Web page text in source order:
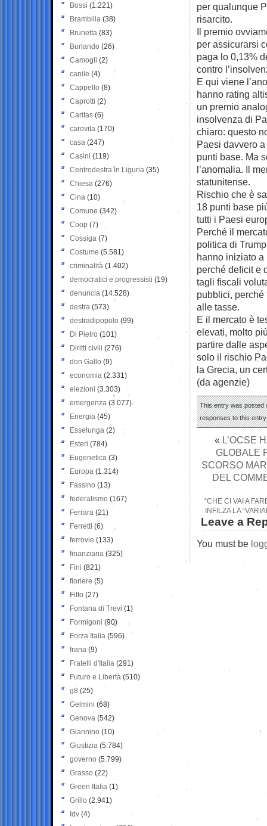
per qualunque
risarcito.
Il premio
per assicurarsi
paga lo 0,13%
contro
E qui viene
hanno rating
un premio
insolvenza di
chiaro: questo
Paesi davvero
punti base. Ma
l’anomalia. Il
statunitense.
Rischio che è
18 punti base
tutti i Paesi
Perché il
politica di
hanno iniziato
perché deficit e
tagli fiscali
pubblici,
alle tasse.
E il mercato è
elevati, molto
partire dalle
solo il rischio
la Grecia, un
(da agenzie)
This entry was posted
responses to this
« L’OCSE
GLOBALE
SCORSO
DEL
“CHE CI VAI A
INFILZA LA
Leave a
You must be
Bossi (1.221)
Brambilla (38)
Brunetta (83)
Burlando (26)
Camogli (2)
canile (4)
Cappello (8)
Caprotti (2)
Caritas (6)
carovita (170)
casa (247)
Casini (119)
Centrodestra in Liguria (35)
Chiesa (276)
Cina (10)
Comune (342)
Coop (7)
Cossiga (7)
Costume (5.581)
criminalità (1.402)
democratici e progressisti (19)
denuncia (14.528)
destra (573)
destradipopolo (99)
Di Pietro (101)
Diritti civili (276)
don Gallo (9)
economia (2.331)
elezioni (3.303)
emergenza (3.077)
Energia (45)
Esselunga (2)
Esteri (784)
Eugenetica (3)
Europa (1.314)
Fassino (13)
federalismo (167)
Ferrara (21)
Ferretti (6)
ferrovie (133)
finanziaria (325)
Fini (821)
fioriere (5)
Fitto (27)
Fontana di Trevi (1)
Formigoni (90)
Forza Italia (596)
frana (9)
Fratelli d'Italia (291)
Futuro e Libertà (510)
g8 (25)
Gelmini (68)
Genova (542)
Giannino (10)
Giustizia (5.784)
governo (5.799)
Grasso (22)
Green Italia (1)
Grillo (2.941)
Idv (4)